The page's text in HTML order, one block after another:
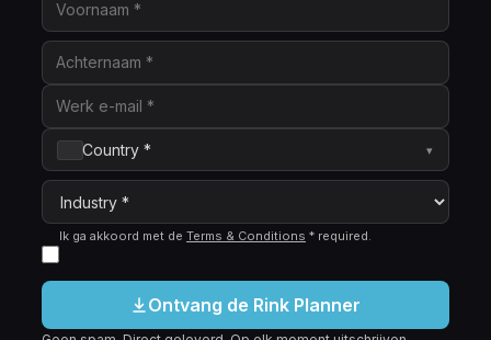
Country * ▾
Ik ga akkoord met de Terms & Conditions * required.
Ontvang de Rink Planner